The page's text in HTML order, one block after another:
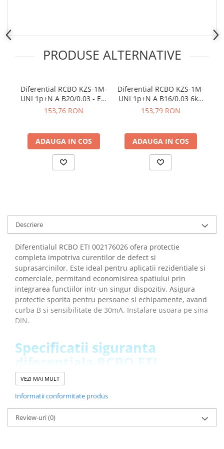
PRODUSE ALTERNATIVE
Diferential RCBO KZS-1M-
UNI 1p+N A B20/0.03 - ETI
002176025
153,76 RON
ADAUGA IN COS
Diferential RCBO KZS-1M-
UNI 1p+N A B16/0.03 6kA
ETI 002176024
153,79 RON
ADAUGA IN COS
Descriere
Diferentialul RCBO ETI 002176026 ofera protectie
completa impotriva curentilor de defect si
suprasarcinilor. Este ideal pentru aplicatii rezidentiale si
comerciale, permitand economisirea spatiului prin
integrarea functiilor intr-un singur dispozitiv. Asigura
protectie sporita pentru persoane si echipamente, avand
curba B si sensibilitate de 30mA. Instalare usoara pe sina
DIN.
Specificatii siguranta
diferentiala RCBO ETI
002176026:
Descriere:KZS-1M-UNI 1p+N A B25/0.03
Denumire clasa:Diferential RCBO
Curent de defect nominal:
VEZI MAI MULT
Informatii conformitate produs
Review-uri(0)